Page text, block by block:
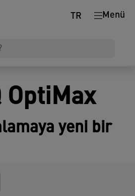
Menü
TR
OptiMax
yeni bir